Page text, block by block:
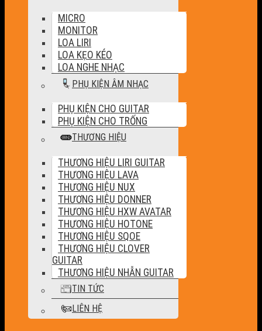
MICRO
MONITOR
LOA LIRI
LOA KẸO KÉO
LOA NGHE NHẠC
PHỤ KIỆN ÂM NHẠC
PHỤ KIỆN CHO GUITAR
PHỤ KIỆN CHO TRỐNG
THƯƠNG HIỆU
THƯƠNG HIỆU LIRI GUITAR
THƯƠNG HIỆU LAVA
THƯƠNG HIỆU NUX
THƯƠNG HIỆU DONNER
THƯƠNG HIỆU HXW AVATAR
THƯƠNG HIỆU HOTONE
THƯƠNG HIỆU SQOE
THƯƠNG HIỆU CLOVER
GUITAR
THƯƠNG HIỆU NHẪN GUITAR
TIN TỨC
LIÊN HỆ